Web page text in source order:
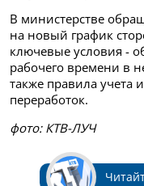
В министерстве
на новый график
ключевые условия -
рабочего времени в
также правила
переработок.
фото: КТВ-ЛУЧ